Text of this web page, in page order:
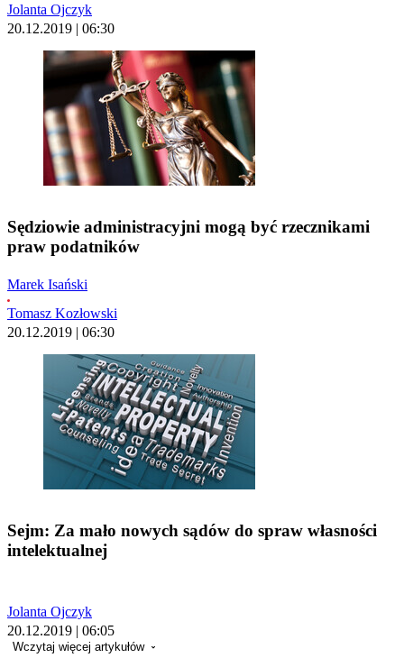
Jolanta Ojczyk
20.12.2019 | 06:30
Sędziowie administracyjni mogą być rzecznikami
praw podatników
Marek Isański
Tomasz Kozłowski
20.12.2019 | 06:30
Sejm: Za mało nowych sądów do spraw własności
intelektualnej
Jolanta Ojczyk
20.12.2019 | 06:05
Wczytaj więcej artykułów